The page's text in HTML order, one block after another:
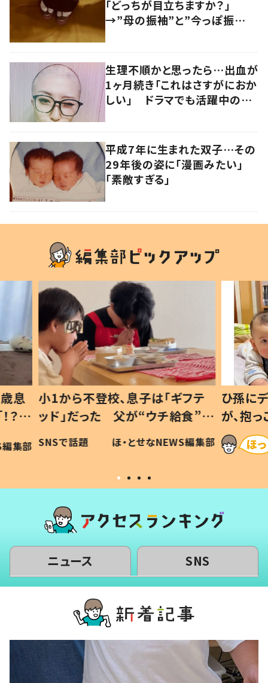
「どっちが目立ちますか？」
→”母の振袖”と”今っぽ振
生理不順かと思ったら…出血が
1ヶ月続き「これはさすがにおか
しい」 ドラマでも活躍中の女
平成7年に生まれた双子…その
29年後の姿に「漫画みたい」
「素敵すぎる」
テ
”を
編集部
ひ孫にデレデレな80歳じいじ
が、抱っこすると…ひ孫の反応に
「涙が出ました」「可愛くて仕方な
い」
ほ・とせなNEWS編集部
ニュース SNS